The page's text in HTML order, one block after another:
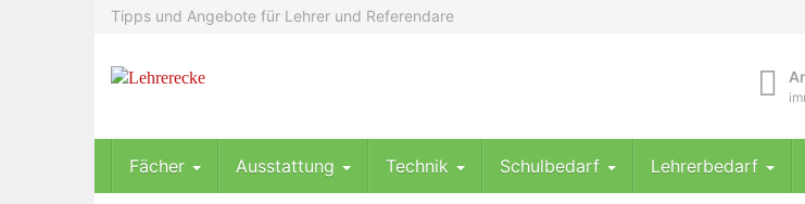
Tipps und Angebote für Lehrer und Referendare
Fächer Ausstattung Technik Schulbedarf Lehrerbedarf